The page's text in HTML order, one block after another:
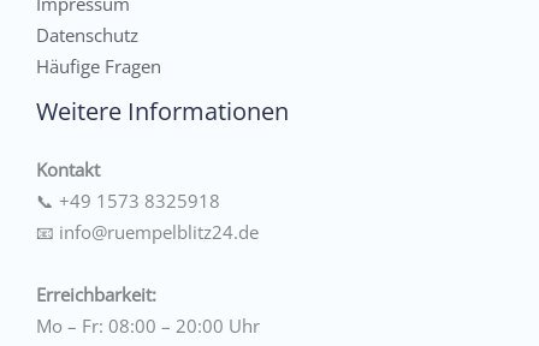
Datenschutz
Häufige Fragen
Weitere Informationen
Kontakt
📞 +49 1573 8325918
📧 info@ruempelblitz24.de
Erreichbarkeit:
Mo – Fr: 08:00 – 20:00 Uhr